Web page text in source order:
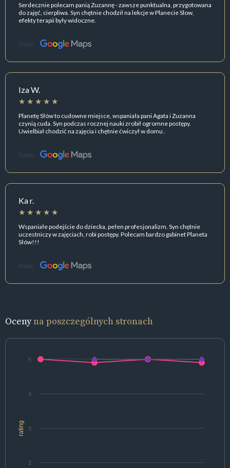
Serdecznie polecam panią Zuzannę - zawsze punktualna, przygotowana
do zajęć, cierpliwa. Syn chętnie chodził na lekcje w Planecie Slow,
efekty terapii były widoczne.
Źródło:
Iza W.
Planetę Słów to cudowne miejsce, wspaniała pani Agata i Zuzanna
czynią cuda. Syn podczas rocznej nauki zrobił ogromne postępy.
Uwielbiał chodzić na zajęcia i chętnie ćwiczył w domu .
Źródło:
Ka r.
Wspaniałe podejście do dziecka, pełen profesjonalizm. Syn chętnie
uczestniczy w zajęciach, robi postępy. Polecam bardzo gabinet Planeta
Słów!!!
Źródło:
Ocenyna poszczególnych stronach
rating
2
3
4
5